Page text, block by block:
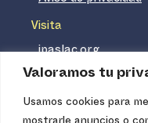
Valoramos tu
Usamos cookies para
mostrarle anuncios o
Visita
ipaslac.org
ipasmexico.org